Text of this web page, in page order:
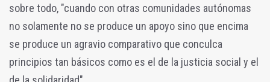
sobre todo, "cuando con otras comunidades autónomas
no solamente no se produce un apoyo sino que encima
se produce un agravio comparativo que conculca
principios tan básicos como es el de la justicia social y el